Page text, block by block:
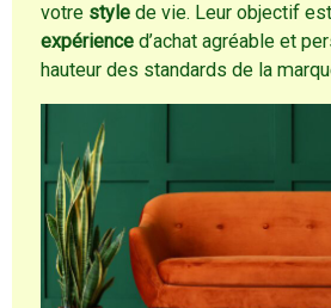
votre style de vie. Leur objectif
expérience d’achat agréable et
hauteur des standards de la